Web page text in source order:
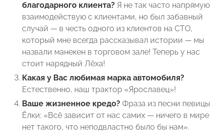
благодарного клиента? Я не так часто напрямую
взаимодействую с клиентами, но был забавный
случай — в честь одного из клиентов на СТО,
который мне всегда рассказывал истории — мы
назвали манекен в торговом зале! Теперь у нас
стоит нарядный Лёха!
Какая у Вас любимая марка автомобиля?
Естественно, наш трактор «Ярославец»!
Ваше жизненное кредо? Фраза из песни певицы
Ёлки: «Всё зависит от нас самих — ничего в мире
нет такого, что неподвластно было бы нам».